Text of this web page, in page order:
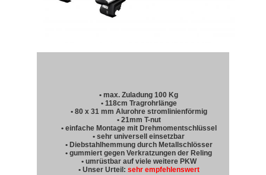
• max. Zuladung 100 Kg
• 118cm Tragrohrlänge
• 80 x 31 mm Alurohre stromlinienförmig
• 21mm T-nut
• einfache Montage mit Drehmomentschlüssel
• sehr universell einsetzbar
• Diebstahlhemmung durch Metallschlösser
• gummiert gegen Verkratzungen der Reling
• umrüstbar auf viele weitere PKW
• Unser Urteil: sehr empfehlenswert